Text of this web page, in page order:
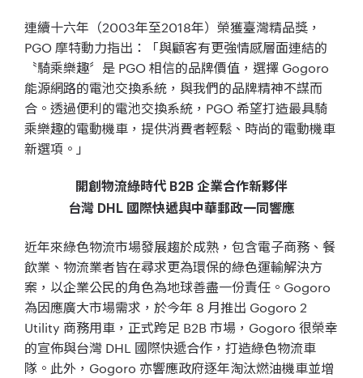
連續十六年（2003年至2018年）榮獲臺灣精品獎，
PGO 摩特動力指出：「與顧客有更強情感層面連結的
〝騎乘樂趣〞是 PGO 相信的品牌價值，選擇 Gogoro
能源網路的電池交換系統，與我們的品牌精神不謀而
合。透過便利的電池交換系統，PGO 希望打造最具騎
乘樂趣的電動機車，提供消費者輕鬆、時尚的電動機車
新選項。」
開創物流綠時代 B2B 企業合作新夥伴
台灣 DHL 國際快遞與中華郵政一同響應
近年來綠色物流市場發展趨於成熟，包含電子商務、餐
飲業、物流業者皆在尋求更為環保的綠色運輸解決方
案，以企業公民的角色為地球善盡一份責任。Gogoro
為因應廣大市場需求，於今年 8 月推出 Gogoro 2
Utility 商務用車，正式跨足 B2B 市場，Gogoro 很榮幸
的宣佈與台灣 DHL 國際快遞合作，打造綠色物流車
隊。此外，Gogoro 亦響應政府逐年淘汰燃油機車並增